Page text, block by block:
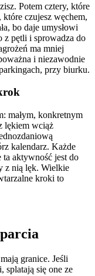
Potem cztery, które
które czujesz węchem,
bo daje umysłowi
z pętli i sprowadza do
ma mniej
i niezawodnie
przy biurku.
małym, konkretnym
lękiem wciąż
kalendarz. Każde
ta aktywność jest do
z nią lęk. Wielkie
kroki to
granice. Jeśli
splatają się one ze